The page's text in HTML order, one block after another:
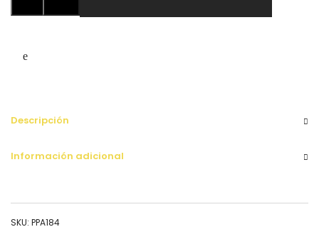
Descripción
Información adicional
SKU: PPA184